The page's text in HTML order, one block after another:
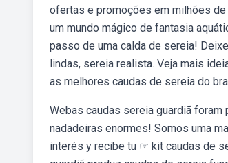
ofertas e promoções em milhões
um mundo mágico de fantasia
passo de uma calda de sereia!
lindas, sereia realista. Veja mais
as melhores caudas de sereia do
Webas caudas sereia guardiã
nadadeiras enormes! Somos uma
interés y recibe tu ☞ kit caudas de